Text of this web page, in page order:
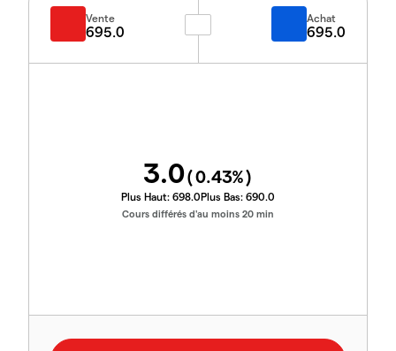
Vente
695.0
Achat
695.0
3.0(0.43%)
Plus Haut: 698.0Plus Bas: 690.0
Cours différés d'au moins 20 min